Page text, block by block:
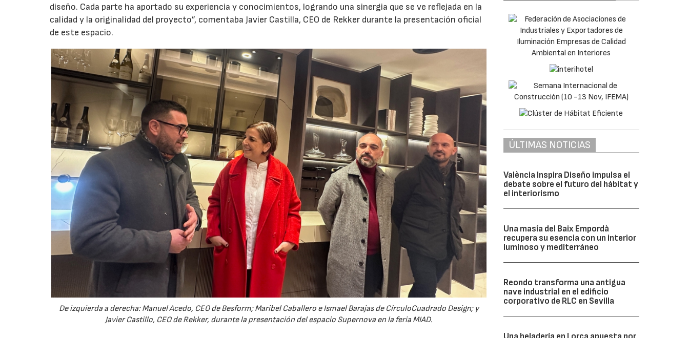
diseño. Cada parte ha aportado su experiencia y conocimientos, logrando una sinergia que se ve reflejada en la
calidad y la originalidad del proyecto”, comentaba Javier Castilla, CEO de Rekker durante la presentación oficial
de este espacio.
De izquierda a derecha: Manuel Acedo, CEO de Besform; Maribel Caballero e Ismael Barajas de CírculoCuadrado Design; y
Javier Castillo, CEO de Rekker, durante la presentación del espacio Supernova en la feria MIAD.
ÚLTIMAS NOTICIAS
València Inspira Diseño impulsa el
debate sobre el futuro del hábitat y
el interiorismo
Una masía del Baix Empordà
recupera su esencia con un interior
luminoso y mediterráneo
Reondo transforma una antigua
nave industrial en el edificio
corporativo de RLC en Sevilla